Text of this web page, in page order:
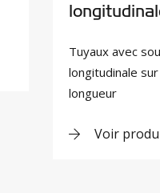
Tuyaux avec
longitudinale
longueur
Voir